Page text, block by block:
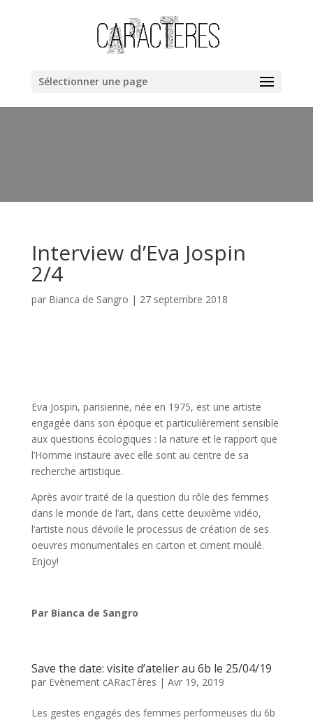
: "continue" targeting switch is equivalent to "break". Did
you mean to use "continue 2"? in
/home/clients/bb40cac019dc8fa67a1da258ee6ce362/web/
Sélectionner une page
Interview d’Eva Jospin
2/4
par Bianca de Sangro | 27 septembre 2018
Eva Jospin, parisienne, née en 1975, est une artiste
engagée dans son époque et particulièrement sensible
aux questions écologiques : la nature et le rapport que
l’Homme instaure avec elle sont au centre de sa
recherche artistique.
Après avoir traité de la question du rôle des femmes
dans le monde de l’art, dans cette deuxième vidéo,
l’artiste nous dévoile le processus de création de ses
oeuvres monumentales en carton et ciment moulé.
Enjoy!
Par Bianca de Sangro
Save the date: visite d’atelier au 6b le 25/04/19
par Evènement cARacTères | Avr 19, 2019
Les gestes engagés des femmes performeuses du 6b